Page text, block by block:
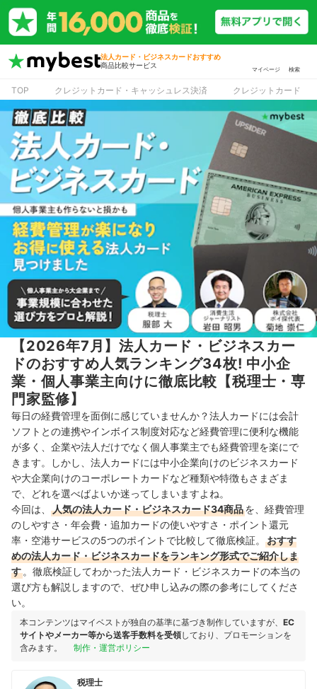
法人カード・ビジネスカードおすすめ
商品比較サービス
マイページ 検索
TOP クレジットカード・キャッシュレス決済 クレジットカード
【2026年7月】法人カード・ビジネスカー
ドのおすすめ人気ランキング34枚! 中小企
業・個人事業主向けに徹底比較【税理士・専
門家監修】
毎日の経費管理を面倒に感じていませんか？法人カードには会計
ソフトとの連携やインボイス制度対応など経費管理に便利な機能
が多く、企業や法人だけでなく個人事業主でも経費管理を楽にで
きます。しかし、法人カードには中小企業向けのビジネスカード
や大企業向けのコーポレートカードなど種類や特徴もさまざま
で、どれを選べばよいか迷ってしまいますよね。
今回は、
人気の法人カード・ビジネスカード34商品を、経費管理
のしやすさ・年会費・追加カードの使いやすさ・ポイント還元
率・空港サービスの5つのポイントで比較して徹底検証。
おすす
めの法人カード・ビジネスカードをランキング形式でご紹介しま
す 。徹底検証してわかった法人カード・ビジネスカードの本当の
選び方も解説しますので、ぜひ申し込みの際の参考にしてくださ
い。
本コンテンツはマイベストが独自の基準に基づき制作していますが、 EC
サイトやメーカー等から送客手数料を受領しており、プロモーションを
含みます。
制作・運営ポリシー
税理士